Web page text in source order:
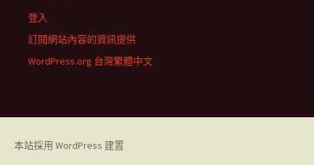
登入
訂閱網站內容的資訊提供
WordPress.org 台灣繁體中文
本站採用 WordPress 建置